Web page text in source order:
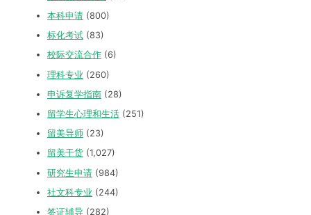
本科申请 (800)
标化考试 (83)
校际交流合作 (6)
理科专业 (260)
申诉复学指南 (28)
留学生心理和生活 (251)
留美导师 (23)
留美干货 (1,027)
研究生申请 (984)
社文科专业 (244)
签证辅导 (282)